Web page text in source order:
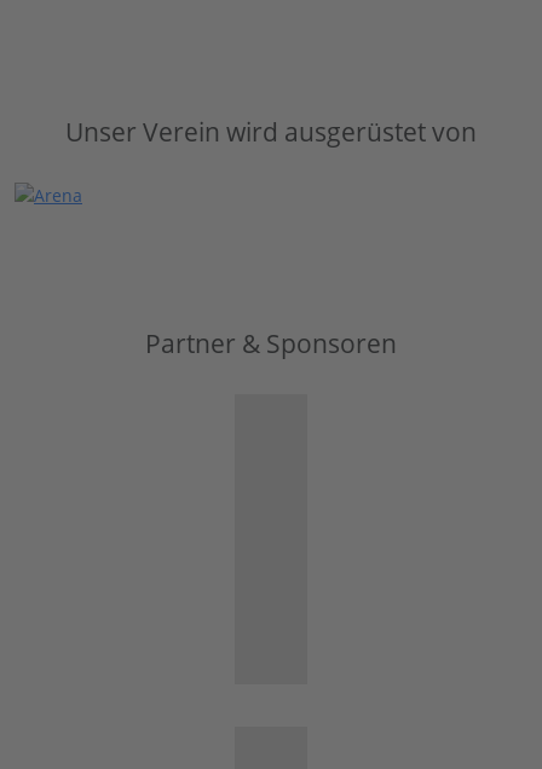
Unser Verein wird ausgerüstet von
Partner & Sponsoren